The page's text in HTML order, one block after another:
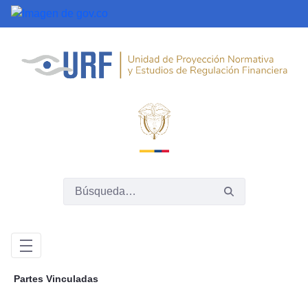
Saltar al contenido principal
Partes Vinculadas